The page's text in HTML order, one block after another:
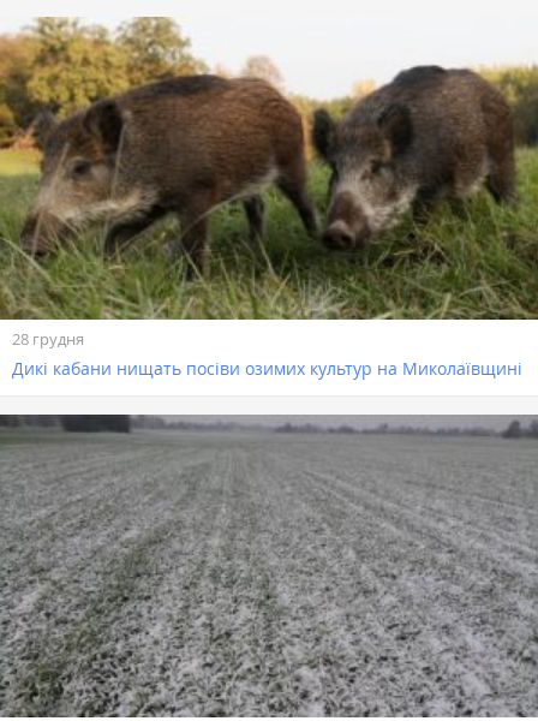
28 грудня
Дикі кабани нищать посіви озимих культур на Миколаївщині